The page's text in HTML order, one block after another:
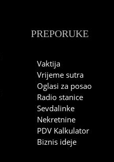
PREPORUKE
Vaktija
Vrijeme sutra
Oglasi za posao
Radio stanice
Sevdalinke
Nekretnine
PDV Kalkulator
Biznis ideje